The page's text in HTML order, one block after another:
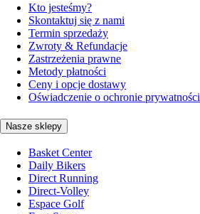
Kto jesteśmy?
Skontaktuj się z nami
Termin sprzedaży
Zwroty & Refundacje
Zastrzeżenia prawne
Metody płatności
Ceny i opcje dostawy
Oświadczenie o ochronie prywatności
Nasze sklepy
Basket Center
Daily Bikers
Direct Running
Direct-Volley
Espace Golf